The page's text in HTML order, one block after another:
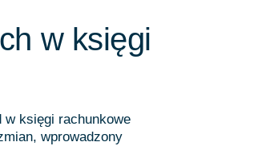
w księgi
w księgi rachunkowe
wprowadzony